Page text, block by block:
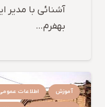
آشنائی با مدیر
بهفرم…
آموزش
اطلاعات